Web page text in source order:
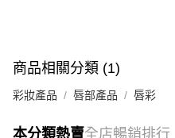
付款後門市自取，訂單確認後2-
商品相關分類 (1)
彩妝產品 唇部產品 唇彩
本分類熱賣全店暢銷排行